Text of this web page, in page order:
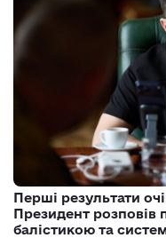
Перші результати
Президент розповів
балістикою та